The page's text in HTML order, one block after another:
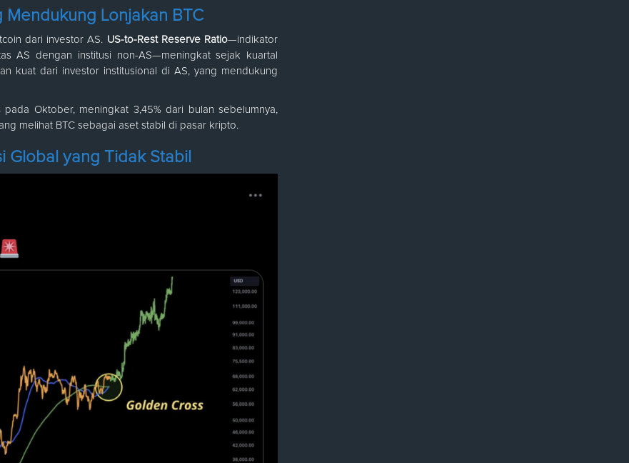
Lonjakan BTC
dari investor AS. US-to-Rest Reserve Ratio—indikator
AS dengan institusi non-AS—meningkat sejak kuartal
kuat dari investor institusional di AS, yang mendukung
Oktober, meningkat 3,45% dari bulan sebelumnya,
melihat BTC sebagai aset stabil di pasar kripto.
Global yang Tidak Stabil